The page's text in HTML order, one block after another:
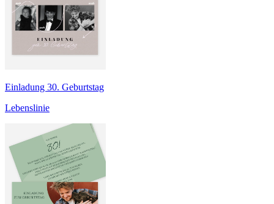
Einladung 30. Geburtstag
Lebenslinie